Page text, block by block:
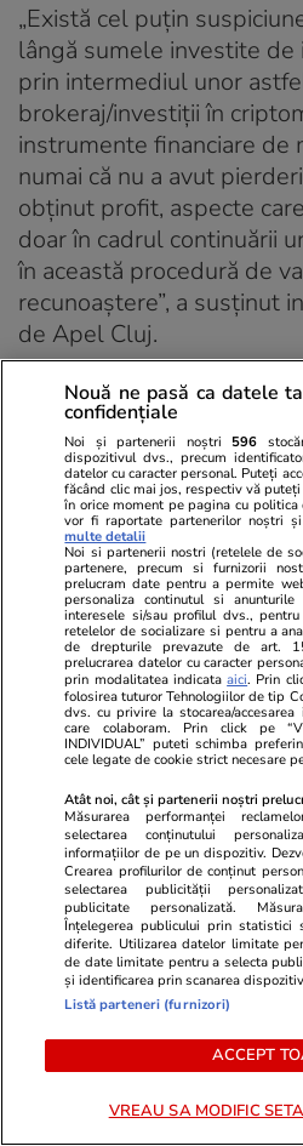
„Există cel puţin
lângă sumele investite de
prin intermediul unor
brokeraj/investiţii în
instrumente financiare de
numai că nu a avut
obţinut profit, aspecte
doar în cadrul continuării
în această procedură de
recunoaştere”, a susținut
de Apel Cluj.
Judecătorul a mai
recunoaştere adoptată în
penale a fost exclusiv în
de reducerea limitelor de
recunoașterea faptelor
acesta nefurnizând
afara celor rezultate din
cauză.
Se folosea de
„Interesul pentru
ansamblul imobiliar Parc
pe buna reputație și pe
inculpatului Jidveian
cunoscându-se în
avocat, că provenea
de succes în domeniul
reputație profesională,
funcții publice și de
caracterizările precizate
agenții imobiliari implicați
instanței.
Nouă ne pasă ca datele
confidențiale
Noi și partenerii noștri 596
dispozitivul dvs., precum
datelor cu caracter personal. Puteți
făcând clic mai jos, respectiv vă
în orice moment pe pagina cu
vor fi raportate partenerilor noștri
multe detalii
Noi si partenerii nostri (retelele de
partenere, precum si furnizorii
prelucram date pentru a permite
personaliza continutul si
interesele si/sau profilul dvs.,
retelelor de socializare si pentru a
de drepturile prevazute de art.
prelucrarea datelor cu caracter
prin modalitatea indicataaici. Prin
folosirea tuturor Tehnologiilor de tip
dvs. cu privire la stocarea/
care colaboram. Prin click pe
INDIVIDUAL” puteti schimba
cele legate de cookie strict necesare
Atât noi, cât și partenerii noștri
Măsurarea performanței
selectarea conținutului
informațiilor de pe un dispozitiv.
Crearea profilurilor de conținut
selectarea publicității
publicitate personalizată.
Înțelegerea publicului prin
diferite. Utilizarea datelor limitate
de date limitate pentru a selecta
și identificarea prin scanarea
Listă parteneri (furnizori)
ACCEPT
VREAU SA MODIFIC